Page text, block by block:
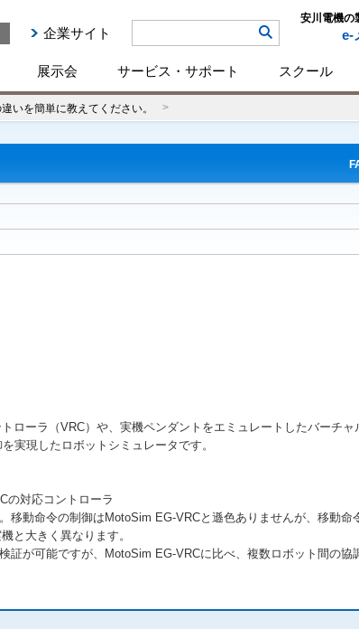
企業サイト
安川電機の
e-
展示会 サービス・サポート スクール
いを簡単に教えてください。
ローラ（VRC）や、実機ペンダントをエミュレートしたバーチャ
実現したロボットシミュレータです。
の対応コントローラ
動命令の制御はMotoSim EG-VRCと遜色ありませんが、移動命
と大きく異なります。
証が可能ですが、MotoSim EG-VRCに比べ、複数ロボット間の協